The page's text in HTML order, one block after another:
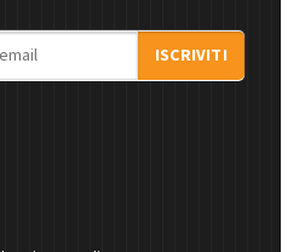
ISCRIVITI